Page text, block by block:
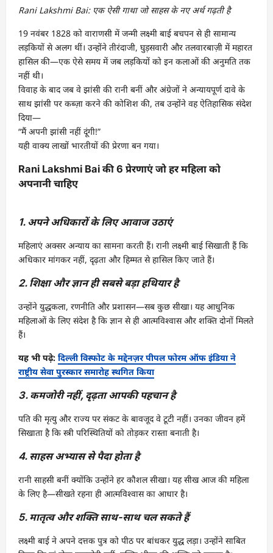
Rani Lakshmi Bai: एक ऐसी गाथा जो साहस के नए अर्थ गढ़ती है
19 नवंबर 1828 को वाराणसी में जन्मी लक्ष्मी बाई बचपन से ही सामान्य
लड़कियों से अलग थीं। उन्होंने तीरंदाजी, घुड़सवारी और तलवारबाज़ी में महारत
हासिल की—एक ऐसे समय में जब लड़कियों को इन कलाओं की अनुमति तक
नहीं थी।
विवाह के बाद जब वे झांसी की रानी बनीं और अंग्रेजों ने अन्यायपूर्ण दावे के
साथ झांसी पर कब्ज़ा करने की कोशिश की, तब उन्होंने वह ऐतिहासिक संदेश
दिया—
“मैं अपनी झांसी नहीं दूंगी!”
यही वाक्य लाखों भारतीयों की प्रेरणा बन गया।
Rani Lakshmi Bai की 6 प्रेरणाएं जो हर महिला को
अपनानी चाहिए
1. अपने अधिकारों के लिए आवाज उठाएं
महिलाएं अक्सर अन्याय का सामना करती हैं। रानी लक्ष्मी बाई सिखाती हैं कि
अधिकार मांगकर नहीं, दृढ़ता और हिम्मत से हासिल किए जाते हैं।
2. शिक्षा और ज्ञान ही सबसे बड़ा हथियार है
उन्होंने युद्धकला, रणनीति और प्रशासन—सब कुछ सीखा। यह आधुनिक
महिलाओं के लिए संदेश है कि ज्ञान से ही आत्मविश्वास और शक्ति दोनों मिलते
हैं।
यह भी पढ़े: दिल्ली विस्फोट के मद्देनज़र पीपल फोरम ऑफ इंडिया ने
राष्ट्रीय सेवा पुरस्कार समारोह स्थगित किया
3. कमजोरी नहीं, दृढ़ता आपकी पहचान है
पति की मृत्यु और राज्य पर संकट के बावजूद वे टूटी नहीं। उनका जीवन हमें
सिखाता है कि स्त्री परिस्थितियों को तोड़कर रास्ता बनाती है।
4. साहस अभ्यास से पैदा होता है
रानी साहसी बनीं क्योंकि उन्होंने हर कौशल सीखा। यह सीख आज की महिला
के लिए है—सीखते रहना ही आत्मविश्वास का आधार है।
5. मातृत्व और शक्ति साथ-साथ चल सकते हैं
लक्ष्मी बाई ने अपने दत्तक पुत्र को पीठ पर बांधकर युद्ध लड़ा। उन्होंने साबित